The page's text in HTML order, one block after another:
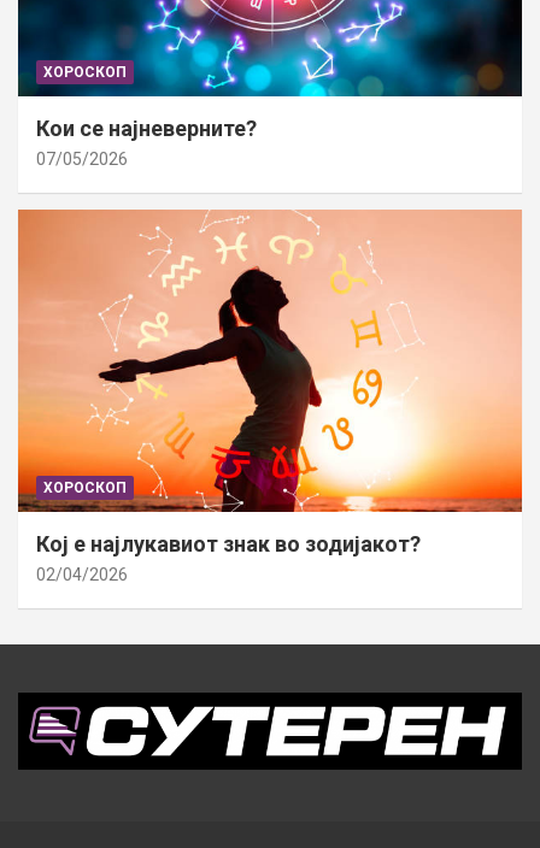
ХОРОСКОП
Кои се најневерните?
07/05/2026
ХОРОСКОП
Кој е најлукавиот знак во зодијакот?
02/04/2026